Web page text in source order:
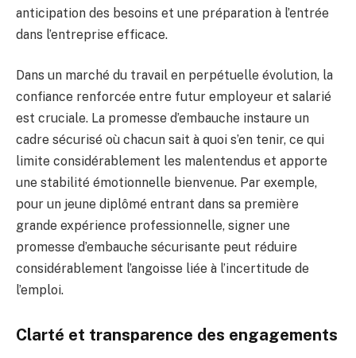
anticipation des besoins et une préparation à l’entrée
dans l’entreprise efficace.
Dans un marché du travail en perpétuelle évolution, la
confiance renforcée entre futur employeur et salarié
est cruciale. La promesse d’embauche instaure un
cadre sécurisé où chacun sait à quoi s’en tenir, ce qui
limite considérablement les malentendus et apporte
une stabilité émotionnelle bienvenue. Par exemple,
pour un jeune diplômé entrant dans sa première
grande expérience professionnelle, signer une
promesse d’embauche sécurisante peut réduire
considérablement l’angoisse liée à l’incertitude de
l’emploi.
Clarté et transparence des engagements